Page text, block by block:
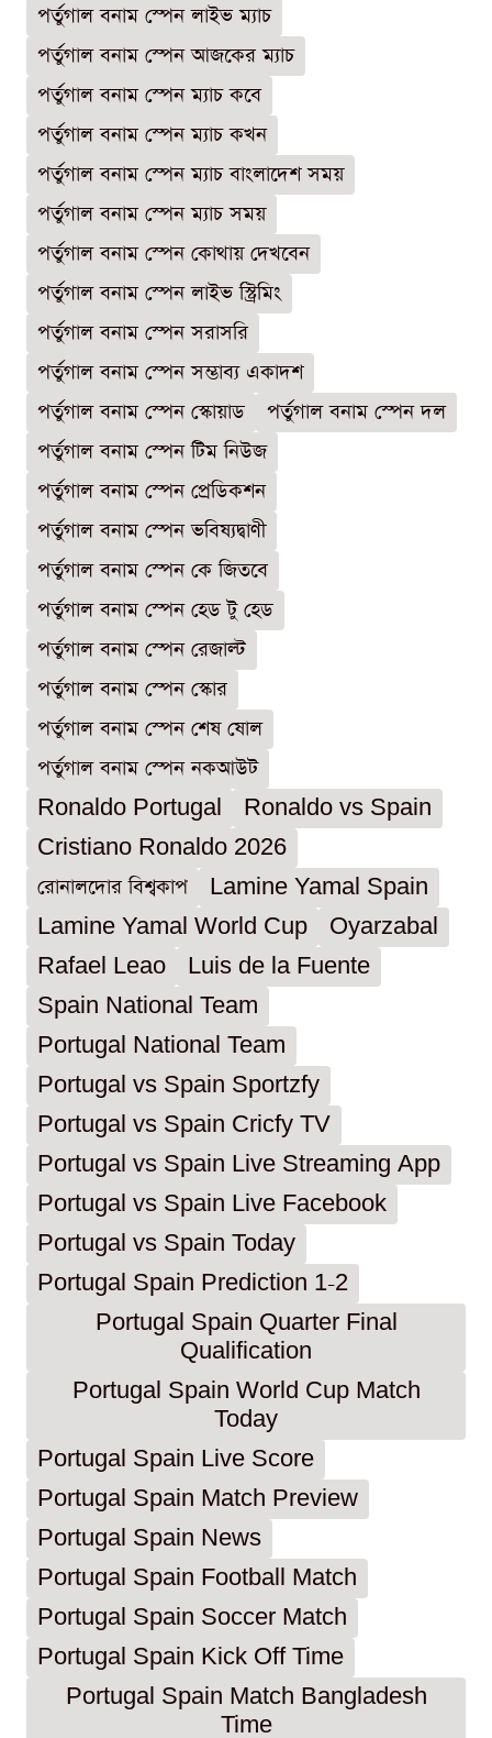
পর্তুগাল বনাম স্পেন লাইভ ম্যাচ
পর্তুগাল বনাম স্পেন আজকের ম্যাচ
পর্তুগাল বনাম স্পেন ম্যাচ কবে
পর্তুগাল বনাম স্পেন ম্যাচ কখন
পর্তুগাল বনাম স্পেন ম্যাচ বাংলাদেশ সময়
পর্তুগাল বনাম স্পেন ম্যাচ সময়
পর্তুগাল বনাম স্পেন কোথায় দেখবেন
পর্তুগাল বনাম স্পেন লাইভ স্ট্রিমিং
পর্তুগাল বনাম স্পেন সরাসরি
পর্তুগাল বনাম স্পেন সম্ভাব্য একাদশ
পর্তুগাল বনাম স্পেন স্কোয়াড
পর্তুগাল বনাম স্পেন দল
পর্তুগাল বনাম স্পেন টিম নিউজ
পর্তুগাল বনাম স্পেন প্রেডিকশন
পর্তুগাল বনাম স্পেন ভবিষ্যদ্বাণী
পর্তুগাল বনাম স্পেন কে জিতবে
পর্তুগাল বনাম স্পেন হেড টু হেড
পর্তুগাল বনাম স্পেন রেজাল্ট
পর্তুগাল বনাম স্পেন স্কোর
পর্তুগাল বনাম স্পেন শেষ ষোল
পর্তুগাল বনাম স্পেন নকআউট
Ronaldo Portugal
Ronaldo vs Spain
Cristiano Ronaldo 2026
রোনালদোর বিশ্বকাপ
Lamine Yamal Spain
Lamine Yamal World Cup
Oyarzabal
Rafael Leao
Luis de la Fuente
Spain National Team
Portugal National Team
Portugal vs Spain Sportzfy
Portugal vs Spain Cricfy TV
Portugal vs Spain Live Streaming App
Portugal vs Spain Live Facebook
Portugal vs Spain Today
Portugal Spain Prediction 1-2
Portugal Spain Quarter Final
Qualification
Portugal Spain World Cup Match
Today
Portugal Spain Live Score
Portugal Spain Match Preview
Portugal Spain News
Portugal Spain Football Match
Portugal Spain Soccer Match
Portugal Spain Kick Off Time
Portugal Spain Match Bangladesh
Time